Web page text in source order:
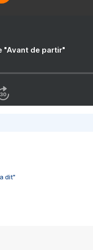
"Avant de partir"
dit"